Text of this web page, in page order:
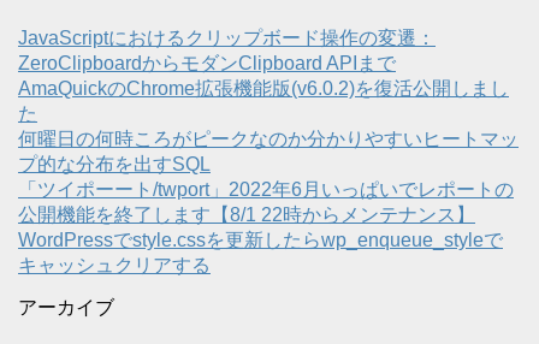
JavaScriptにおけるクリップボード操作の変遷：
ZeroClipboardからモダンClipboard APIまで
AmaQuickのChrome拡張機能版(v6.0.2)を復活公開しまし
た
何曜日の何時ころがピークなのか分かりやすいヒートマッ
プ的な分布を出すSQL
「ツイポーート/twport」2022年6月いっぱいでレポートの
公開機能を終了します【8/1 22時からメンテナンス】
WordPressでstyle.cssを更新したらwp_enqueue_styleで
キャッシュクリアする
アーカイブ